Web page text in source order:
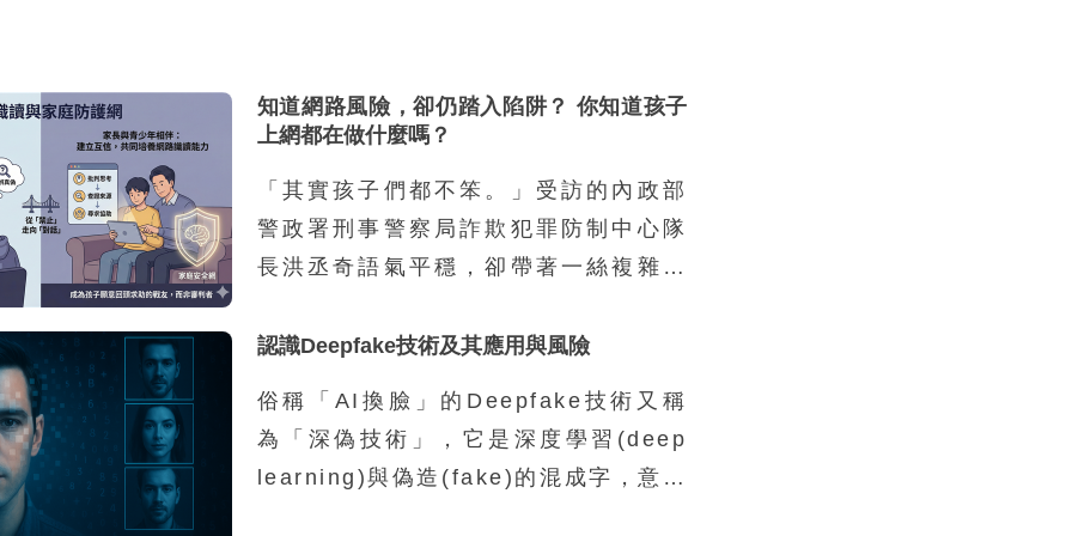
知道網路風險，卻仍踏入陷阱？ 你知道孩子
上網都在做什麼嗎？
「其實孩子們都不笨。」受訪的內政部
警政署刑事警察局詐欺犯罪防制中心隊
長洪丞奇語氣平穩，卻帶著一絲複雜的
車手的孩子，都是家裡有狀況、缺乏資
因為家庭功能不彰而涉案的孩子，不到
兩成，其餘八成都是再普通不過的家
庭，家裡沒有特別辛苦，也不是因為缺
認識Deepfake技術及其應用與風險
俗稱「AI換臉」的Deepfake技術又稱
為「深偽技術」，它是深度學習(deep
learning)與偽造(fake)的混成字，意指